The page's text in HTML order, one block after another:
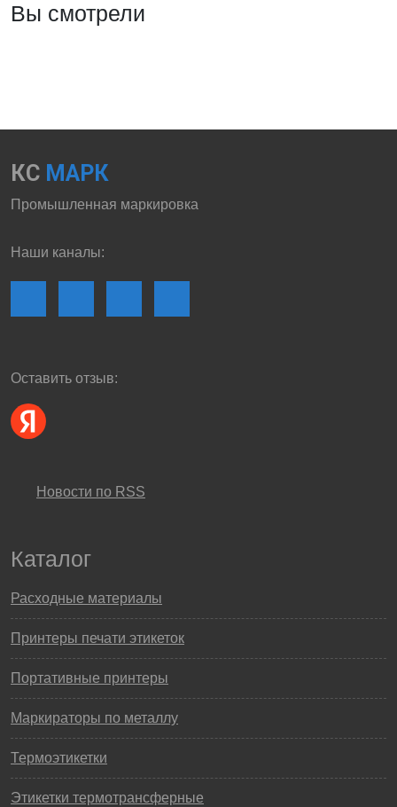
Вы смотрели
КС МАРК
Промышленная маркировка
Наши каналы:
Оставить отзыв:
Новости по RSS
Каталог
Расходные материалы
Принтеры печати этикеток
Портативные принтеры
Маркираторы по металлу
Термоэтикетки
Этикетки термотрансферные